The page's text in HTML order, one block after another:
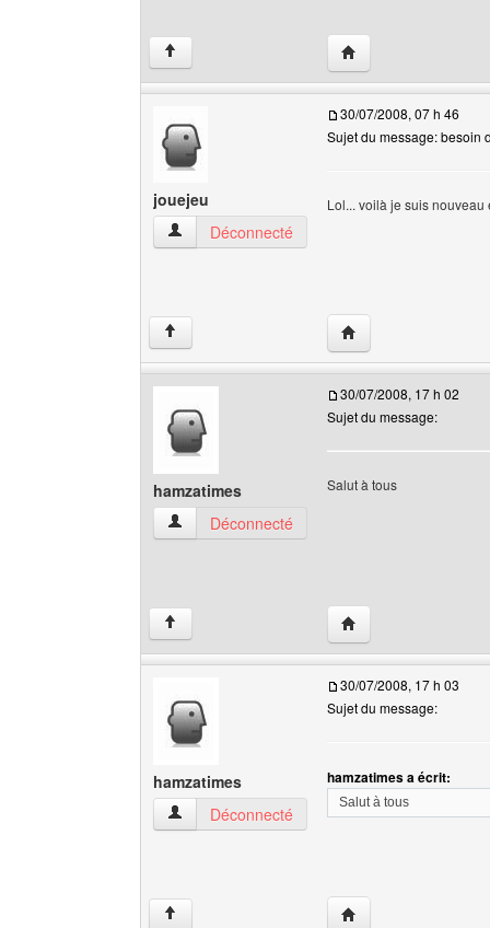
↑ Visiter le site web
jouejeu
jouejeu Voir le profil de l'utilisateur
Déconnecté
30/07/2008, 07 h 46
Sujet du message: besoin
Lol... voilà je suis
↑ Visiter le site web
hamzatimes
hamzatimes Voir le profil de l'utilisateur
Déconnecté
30/07/2008, 17 h 02
Sujet du message:
Salut à tous
↑ Visiter le site web
hamzatimes
hamzatimes Voir le profil de l'utilisateur
Déconnecté
30/07/2008, 17 h 03
Sujet du message:
hamzatimes a écrit:
Salut à tous
↑ Visiter le site web